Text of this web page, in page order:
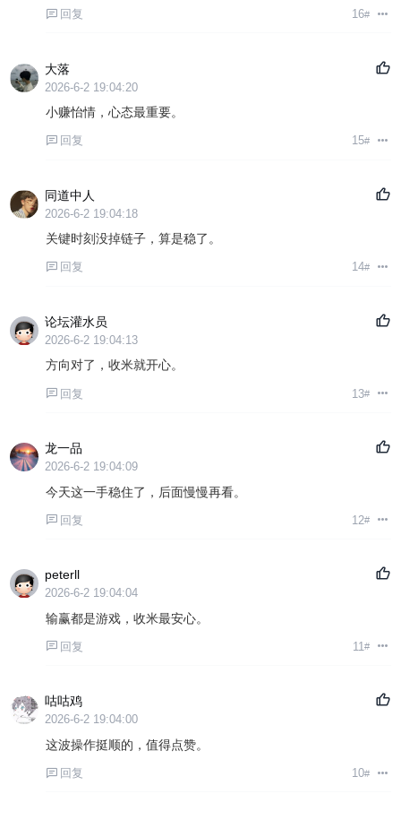
回复 16#
大落
2026-6-2 19:04:20
小赚怡情，心态最重要。
回复 15#
同道中人
2026-6-2 19:04:18
关键时刻没掉链子，算是稳了。
回复 14#
论坛灌水员
2026-6-2 19:04:13
方向对了，收米就开心。
回复 13#
龙一品
2026-6-2 19:04:09
今天这一手稳住了，后面慢慢再看。
回复 12#
peterll
2026-6-2 19:04:04
输赢都是游戏，收米最安心。
回复 11#
咕咕鸡
2026-6-2 19:04:00
这波操作挺顺的，值得点赞。
回复 10#